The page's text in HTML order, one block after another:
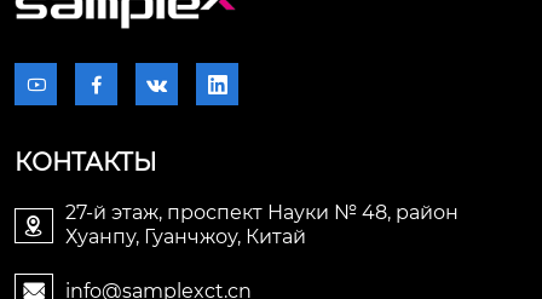
   
КОНТАКТЫ

27-й этаж, проспект Науки № 48, район
Хуанпу, Гуанчжоу, Китай
 info@samplexct.cn